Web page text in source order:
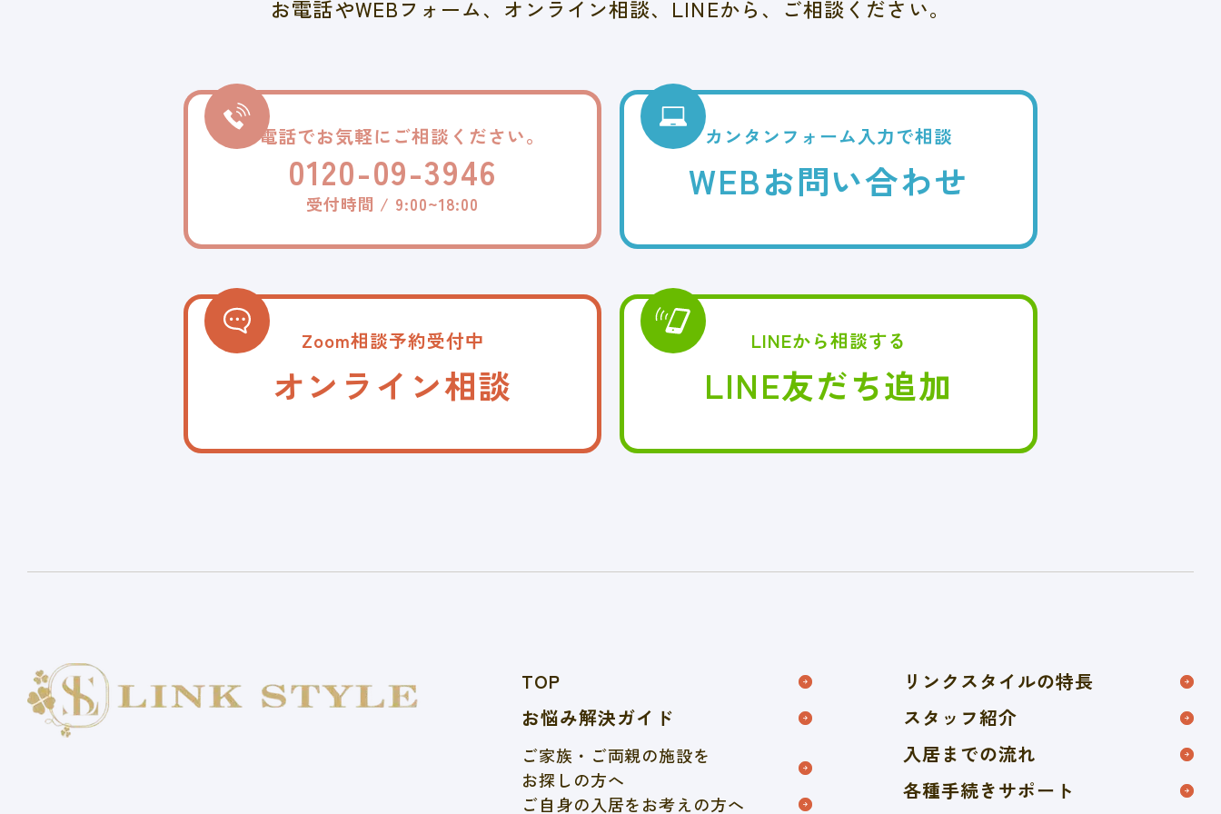
お電話やWEBフォーム、 オンライン相談、LINEから、 ご相談ください。
お電話でお気軽に ご相談ください。
0120-09-3946
受付時間 / 9:00~18:00
カンタンフォーム入力で相談
WEBお問い合わせ
Zoom相談予約受付中
オンライン相談
LINEから相談する
LINE友だち追加
TOP
お悩み解決ガイド
ご家族・ご両親の施設を
お探しの方へ
ご自身の入居をお考えの方へ
リンクスタイルの特長
スタッフ紹介
入居までの流れ
各種手続きサポート